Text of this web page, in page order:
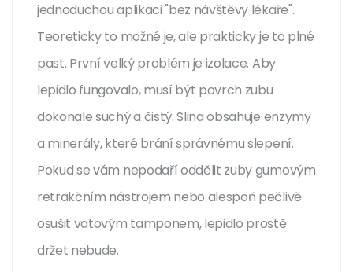
jednoduchou aplikaci "bez návštěvy lékaře".
Teoreticky to možné je, ale prakticky je to plné
past. První velký problém je izolace. Aby
lepidlo fungovalo, musí být povrch zubu
dokonale suchý a čistý. Slina obsahuje enzymy
a minerály, které brání správnému slepení.
Pokud se vám nepodaří oddělit zuby gumovým
retrakčním nástrojem nebo alespoň pečlivě
osušit vatovým tamponem, lepidlo prostě
držet nebude.